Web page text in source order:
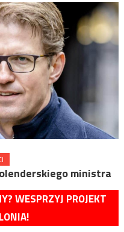
ministra
WESPRZYJ PROJEKT